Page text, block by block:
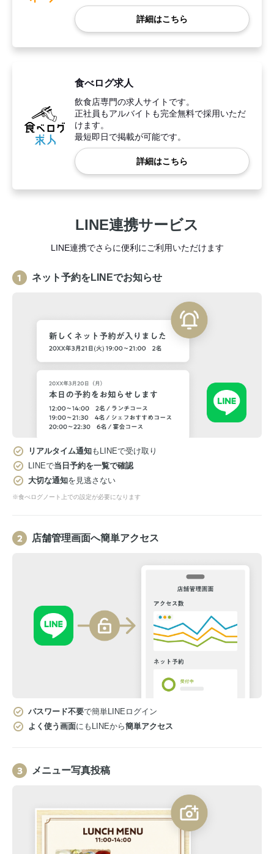
詳細はこちら
食べログ求人
飲食店専門の求人サイトです。
正社員もアルバイトも完全無料で採用いただ
けます。
最短即日で掲載が可能です。
詳細はこちら
LINE連携サービス
LINE連携でさらに便利にご利用いただけます
ネット予約をLINEでお知らせ
リアルタイム通知もLINEで受け取り
LINEで当日予約を一覧で確認
大切な通知を見逃さない
※食べログノート上での設定が必要になります
店舗管理画面へ簡単アクセス
パスワード不要で簡単LINEログイン
よく使う画面にもLINEから簡単アクセス
メニュー写真投稿